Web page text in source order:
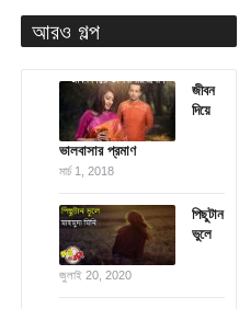
আরও গল্প
জীবন
দিয়ে
ভালবাসার প্রমাণ
মার্চ 1, 2018
পিছুটান
ভুলে
জুলাই 20, 2020